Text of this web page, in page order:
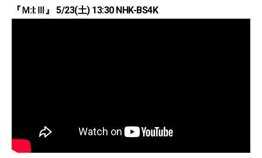
『Ｍ:I:Ⅲ』 5/23(土) 13:30 NHK-BS4K